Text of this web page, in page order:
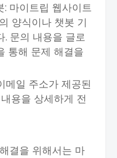
: 마이트립 웹사이트
양식이나 챗봇 기
. 문의 내용을 글로
통해 문제 해결을
메일 주소가 제공된
용을 상세하게 전
결을 위해서는 마